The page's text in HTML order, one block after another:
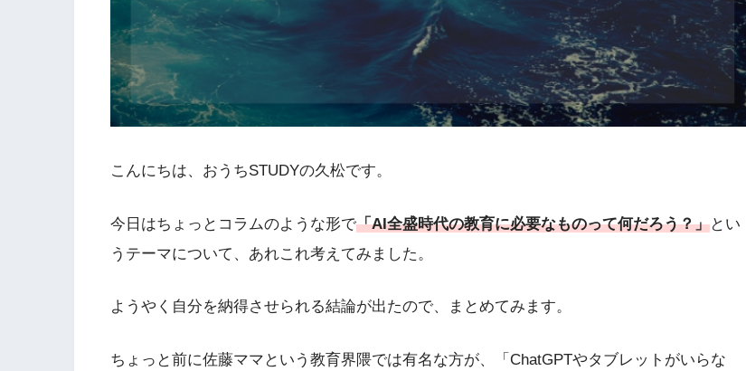
こんにちは、おうちSTUDYの久松です。
今日はちょっとコラムのような形で「AI全盛時代の教育に必要なものって何だろう？」とい
うテーマについて、あれこれ考えてみました。
ようやく自分を納得させられる結論が出たので、まとめてみます。
ちょっと前に佐藤ママという教育界隈では有名な方が、「ChatGPTやタブレットがいらな